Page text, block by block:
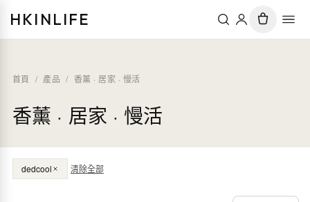
HKINLIFE
首頁 / 產品 / 香薰 · 居家 · 慢活
香薰 · 居家 · 慢活
dedcool 清除全部